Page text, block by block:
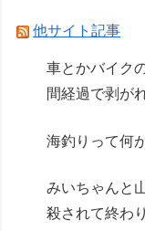
Powered by
他サイト記事
車とかバイク
間経過で剥が
海釣りって何
みいちゃんと
殺されて終わ